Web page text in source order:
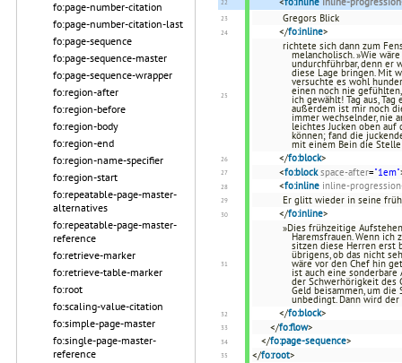
fo:page-number-citation
fo:page-number-citation-last
fo:page-sequence
fo:page-sequence-master
fo:page-sequence-wrapper
fo:region-after
fo:region-before
fo:region-body
fo:region-end
fo:region-name-specifier
fo:region-start
fo:repeatable-page-master-
alternatives
fo:repeatable-page-master-
reference
fo:retrieve-marker
fo:retrieve-table-marker
fo:root
fo:scaling-value-citation
fo:simple-page-master
fo:single-page-master-
reference
Gregors Blick
</fo:inline>
richtete sich dann zum
melancholisch. »Wie
undurchführbar, denn er
diese Lage bringen. Mit
versuchte es wohl
einen noch nie
ich gewählt! Tag aus,
außerdem ist mir noch
immer wechselnder, nie
leichtes Jucken oben auf
können; fand die
mit einem Bein die
</fo:block>
<fo:block space-after="1em"
<fo:inline inline-
Er glitt wieder in seine
</fo:inline>
»Dies frühzeitige
Haremsfrauen. Wenn
sitzen diese Herren erst
übrigens, ob das nicht
wäre vor den Chef hin
ist auch eine
der Schwerhörigkeit des
Geld beisammen, um die
unbedingt. Dann wird
</fo:block>
</fo:flow>
</fo:page-sequence>
</fo:root>